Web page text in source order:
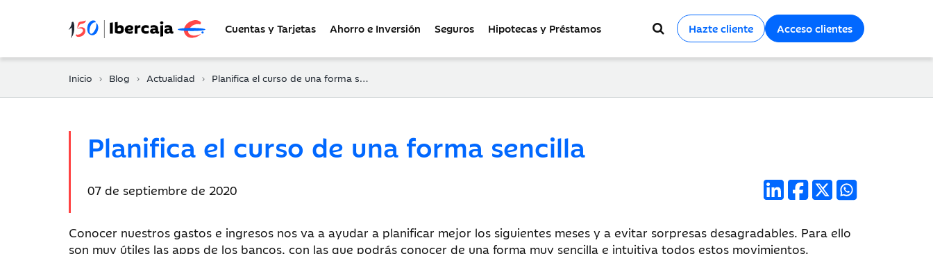
Cuentas y Tarjetas Ahorro e Inversión Seguros Hipotecas y Préstamos Hazte cliente Acceso clientes
Inicio Blog Actualidad Planifica el curso de una forma sencilla
Planifica el curso de una forma sencilla
Fecha
07 de septiembre de 2020
Conocer nuestros gastos e ingresos nos va a ayudar a planificar mejor los siguientes meses y a evitar sorpresas desagradables. Para ello
son muy útiles las apps de los bancos, con las que podrás conocer de una forma muy sencilla e intuitiva todos estos movimientos.